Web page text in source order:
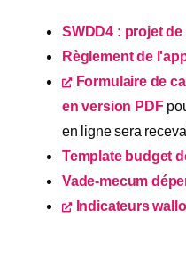
SWDD4 : projet
Règlement de
Formulaire de
en version PDF
en ligne sera
Template budget
Vade-mecum
Indicateurs